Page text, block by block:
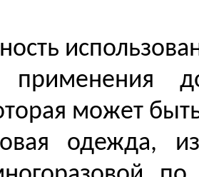
применения
может
одежда,